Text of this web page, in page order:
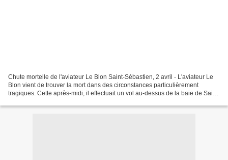
Chute mortelle de l'aviateur Le Blon Saint-Sébastien, 2 avril - L'aviateur Le
Blon vient de trouver la mort dans des circonstances particulièrement
tragiques. Cette après-midi, il effectuait un vol au-dessus de la baie de Saint-